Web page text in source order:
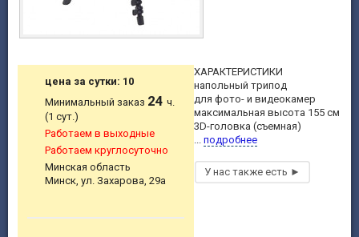
ХАРАКТЕРИСТИКИ
напольный трипод
для фото- и видеокамер
максимальная высота 155 см
3D-головка (съемная)
... подробнее
цена за сутки: 10
Минимальный заказ 24ч.
(1 сут.)
Работаем в выходные
Работаем круглосуточно
Минская область
Минск, ул. Захарова, 29а